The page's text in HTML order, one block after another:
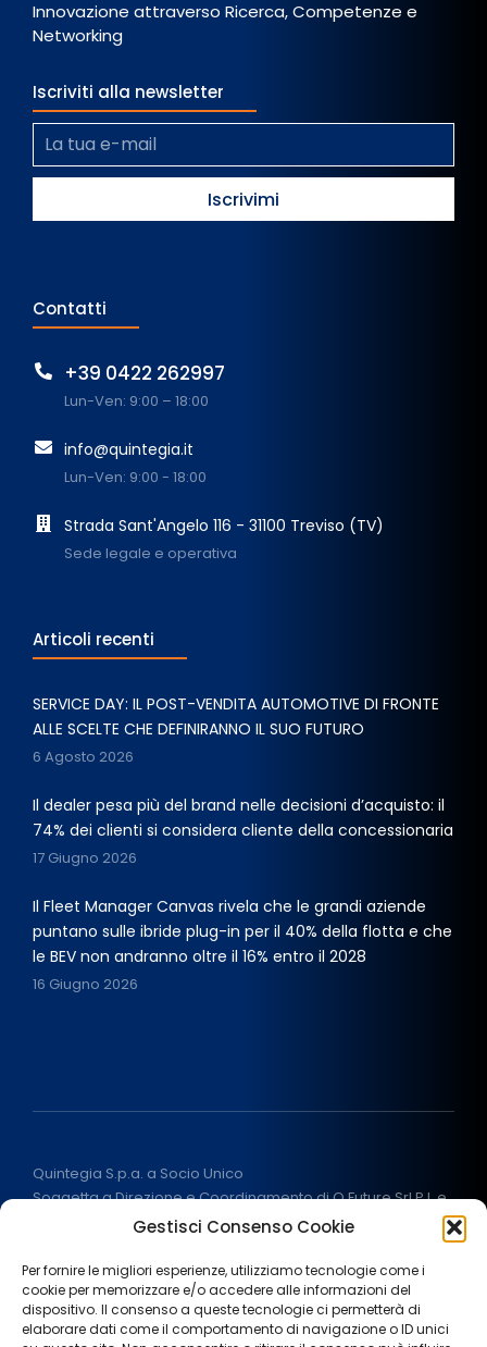
Gestisci Consenso Cookie
Per fornire le migliori esperienze, utilizziamo tecnologie come i
cookie per memorizzare e/o accedere alle informazioni del
dispositivo. Il consenso a queste tecnologie ci permetterà di
elaborare dati come il comportamento di navigazione o ID unici
Innovazione attraverso Ricerca, Competenze e
Networking
Iscriviti alla newsletter
Contatti
+39 0422 262997
Lun-Ven: 9:00 – 18:00
info@quintegia.it
Lun-Ven: 9:00 - 18:00
Strada Sant'Angelo 116 - 31100 Treviso (TV)
Sede legale e operativa
Articoli recenti
SERVICE DAY: IL POST-VENDITA AUTOMOTIVE DI FRONTE
ALLE SCELTE CHE DEFINIRANNO IL SUO FUTURO
6 Agosto 2026
Il dealer pesa più del brand nelle decisioni d’acquisto: il
74% dei clienti si considera cliente della concessionaria
17 Giugno 2026
Il Fleet Manager Canvas rivela che le grandi aziende
puntano sulle ibride plug-in per il 40% della flotta e che
le BEV non andranno oltre il 16% entro il 2028
16 Giugno 2026
Quintegia S.p.a. a Socio Unico
Soggetta a Direzione e Coordinamento di Q Future Srl P.I. e
C.F. 05507380268
ALL RIGHT RESERVED 2026